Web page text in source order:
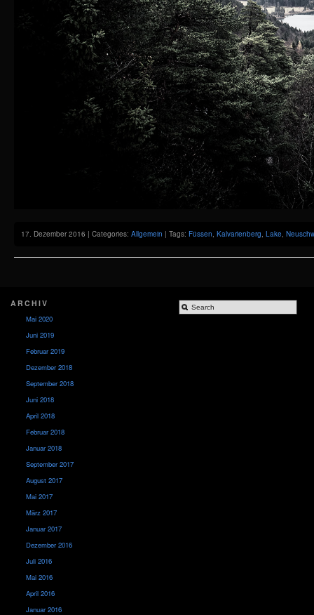
17. Dezember 2016 | Categories: Allgemein | Tags: Füssen, Kalvarienberg, Lake,
ARCHIV
Mai 2020
Juni 2019
Februar 2019
Dezember 2018
September 2018
Juni 2018
April 2018
Februar 2018
Januar 2018
September 2017
August 2017
Mai 2017
März 2017
Januar 2017
Dezember 2016
Juli 2016
Mai 2016
April 2016
Januar 2016